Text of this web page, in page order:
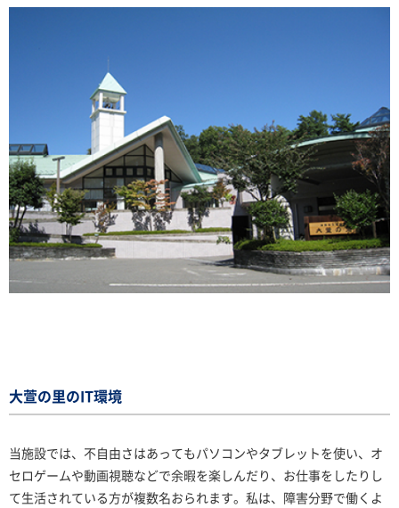
大萱の里のIT環境
当施設では、不自由さはあってもパソコンやタブレットを使い、オ
セロゲームや動画視聴などで余暇を楽しんだり、お仕事をしたりし
て生活されている方が複数名おられます。私は、障害分野で働くよ